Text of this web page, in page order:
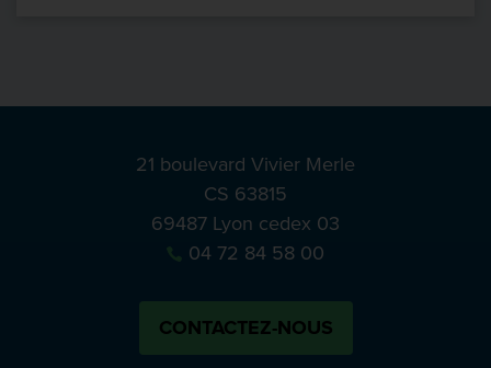
21 boulevard Vivier Merle
CS 63815
69487 Lyon cedex 03
04 72 84 58 00
CONTACTEZ-NOUS